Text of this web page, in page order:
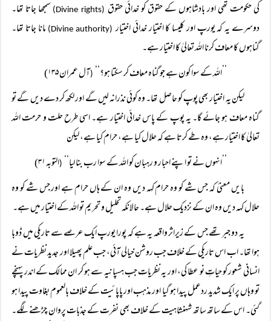
کی حکومت تھی اور بادشاہوں کے حقوق کو خدائی حقوق (Divine rights)
سمجھا جاتا تھا۔
دوسرے یہ کہ یورپ اور کلیسا کا اختیار خدائی اختیار(Divine authority)
مانا جاتا تھا۔
گناہوں کا معاف کرنا اللہ تعالیٰ کا اختیار ہے۔
’’اللہ کے سوا کون ہے جو گناہ معاف کر سکتا ہو؟‘‘
(آل عمران ۱۳۵)
لیکن یہ اختیار بھی پوپ کو حاصل تھا۔ وہ کوئی نذرانہ لیں گے اور لکھ کر دے دیں گے تو
گناہ معاف ہو جائے گا۔ یہ پوپ کے پاس خدائی اختیار ہے۔ اسی طرح حلت و حرمت اللہ
تعالیٰ کا اختیار ہے، وہ طے کرتا ہے کہ حلال کیا ہے، حرام کیا ہے، لیکن
’’انہوں نے تو اپنے احبار و رہبان کو اللہ کے سوا رب بنا لیا‘‘
(التوبہ ۳۱)
بایں معنیٰ کہ جس شے کو وہ حرام کہہ دیں وہ ان کے ہاں حرام ہے اور جس شے کو وہ
حلال کہہ دیں وہ ان کے نزدیک حلال ہے۔ حالانکہ تحلیل و تحریم تو اللہ کے اختیار میں ہے۔
یہ دو جبر تھے جس کے زیراثر واقعہ یہ ہے کہ پورا یورپ ایک عرصے سے تاریکی میں ڈوبا
ہوا تھا۔ اب اس تاریکی کے خلاف جب روشن خیالی آئی، جب علم پھیلا اور جدید نظریات نے
انسانی شعور کو حیاتِ نو عطا کی، اور یہ نظریات جب ہسپانیہ سے ہو کر ان ممالک کے اندر پہنچے
تو وہاں پر ایک شدید ردعمل پیدا ہو گیا اور مذہب اور پاپائیت کے خلاف بالعموم بغاوت پیدا ہو
گئی۔ اس کے ساتھ ساتھ شہنشاہیت کے خلاف بھی نفرت کے جذبات پروان چڑھنے لگے۔